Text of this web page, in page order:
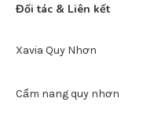
Đối tác & Liên kết
Xavia Quy Nhơn
Cẩm nang quy nhơn